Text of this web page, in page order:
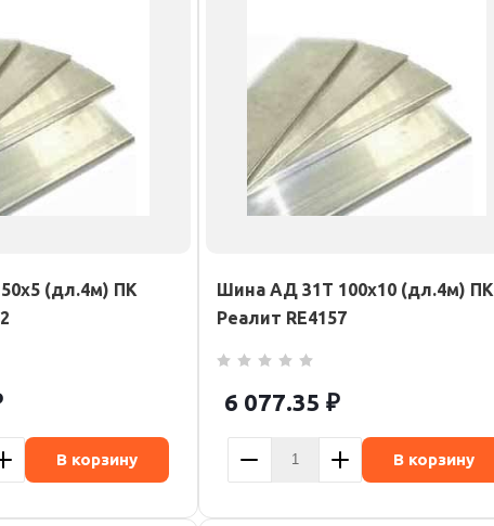
(дл.4м) ПК
В корзину
Шина АД 31Т 100х10 (дл.4м) ПК
Реалит RE4157
6 077.35 ₽
В корзину